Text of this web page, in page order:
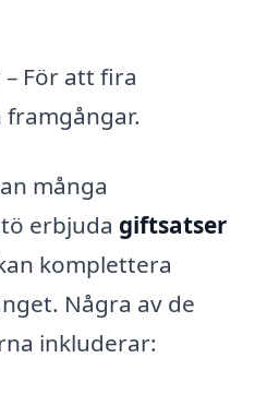
För att fira
många
erbjuda giftsatser
komplettera
Några av de
inkluderar: